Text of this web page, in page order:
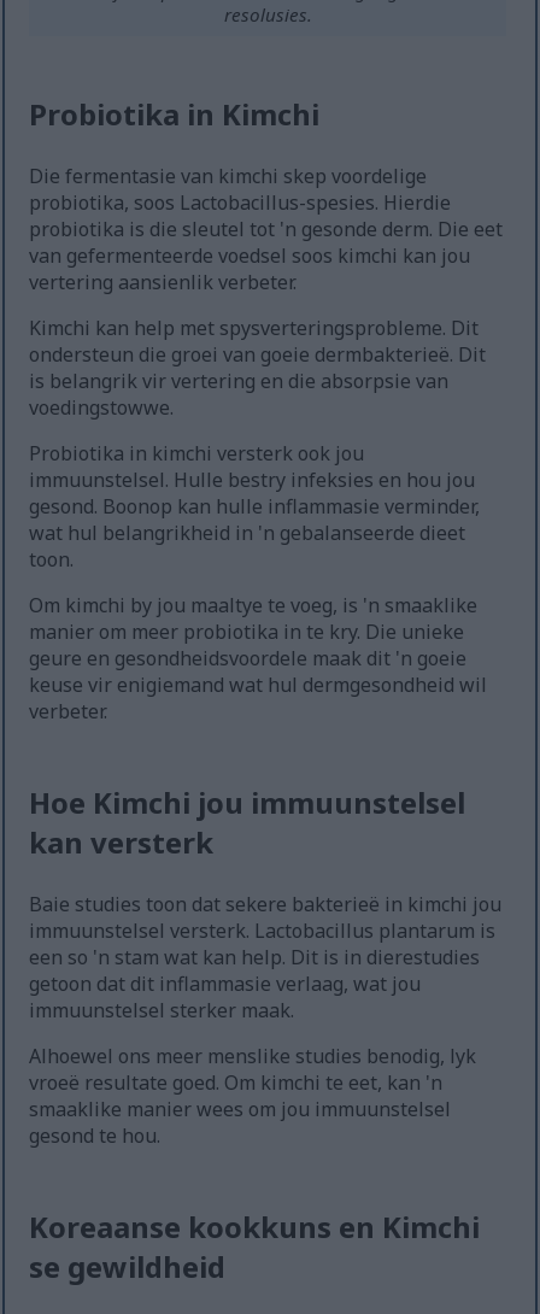
resolusies.
Probiotika in Kimchi
Die fermentasie van kimchi skep voordelige
probiotika, soos Lactobacillus-spesies. Hierdie
probiotika is die sleutel tot 'n gesonde derm. Die eet
van gefermenteerde voedsel soos kimchi kan jou
vertering aansienlik verbeter.
Kimchi kan help met spysverteringsprobleme. Dit
ondersteun die groei van goeie dermbakterieë. Dit
is belangrik vir vertering en die absorpsie van
voedingstowwe.
Probiotika in kimchi versterk ook jou
immuunstelsel. Hulle bestry infeksies en hou jou
gesond. Boonop kan hulle inflammasie verminder,
wat hul belangrikheid in 'n gebalanseerde dieet
toon.
Om kimchi by jou maaltye te voeg, is 'n smaaklike
manier om meer probiotika in te kry. Die unieke
geure en gesondheidsvoordele maak dit 'n goeie
keuse vir enigiemand wat hul dermgesondheid wil
verbeter.
Hoe Kimchi jou immuunstelsel
kan versterk
Baie studies toon dat sekere bakterieë in kimchi jou
immuunstelsel versterk. Lactobacillus plantarum is
een so 'n stam wat kan help. Dit is in dierestudies
getoon dat dit inflammasie verlaag, wat jou
immuunstelsel sterker maak.
Alhoewel ons meer menslike studies benodig, lyk
vroeë resultate goed. Om kimchi te eet, kan 'n
smaaklike manier wees om jou immuunstelsel
gesond te hou.
Koreaanse kookkuns en Kimchi
se gewildheid